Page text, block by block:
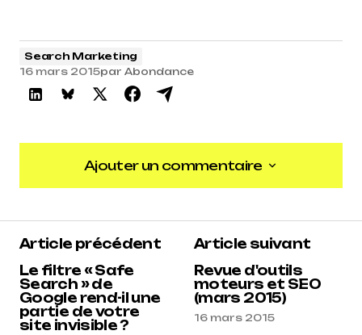
Search Marketing
16 mars 2015par Abondance
Ajouter un commentaire
Ajouter un commentaire
Article précédent
Le filtre « Safe
Search » de
Google rend-il une
partie de votre
site invisible ?
Article suivant
Revue d'outils
moteurs et SEO
(mars 2015)
16 mars 2015